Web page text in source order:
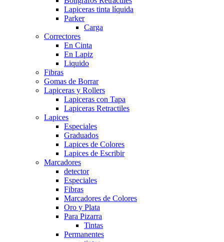
Lapiceras tinta líquida
Parker
Carga
Correctores
En Cinta
En Lapiz
Liquido
Fibras
Gomas de Borrar
Lapiceras y Rollers
Lapiceras con Tapa
Lapiceras Retractiles
Lapices
Especiales
Graduados
Lapices de Colores
Lapices de Escribir
Marcadores
detector
Especiales
Fibras
Marcadores de Colores
Oro y Plata
Para Pizarra
Tintas
Permanentes